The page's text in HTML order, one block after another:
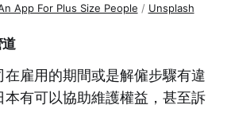
App For Plus Size People / Unsplash
雇用的期間或是解僱步驟有違
有可以協助維護權益，甚至訴